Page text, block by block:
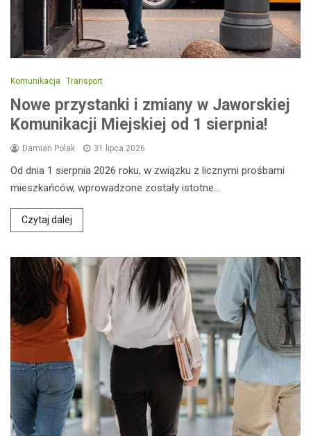
Komunikacja Transport
Nowe przystanki i zmiany w Jaworskiej
Komunikacji Miejskiej od 1 sierpnia!
Damian Polak 31 lipca 2026
Od dnia 1 sierpnia 2026 roku, w związku z licznymi prośbami
mieszkańców, wprowadzone zostały istotne…
Czytaj dalej